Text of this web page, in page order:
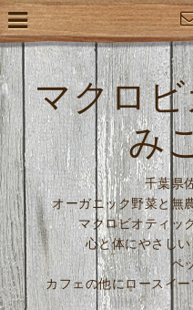
マクロ
み
千葉県
オーガニック野菜と無
マクロビオティッ
心と体にやさし
ペ
カフェの他にロースイ